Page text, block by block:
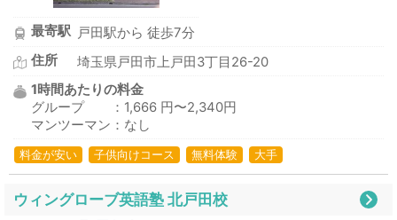
最寄駅 戸田駅から 徒歩7分
住所
埼玉県戸田市上戸田3丁目26-20
1時間あたりの料金
グループ ：1,666 円〜2,340円
マンツーマン：なし
料金が安い 子供向けコース 無料体験 大手
ウィングローブ英語塾 北戸田校